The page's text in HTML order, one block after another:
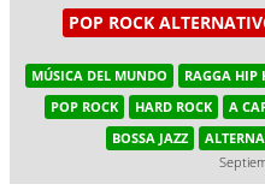
POP ROCK
MÚSICA DEL MUNDO RAGGA HIP
POP ROCK
HARD ROCK A
BOSSA JAZZ